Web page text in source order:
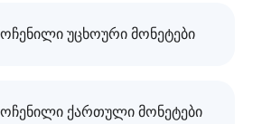
უცხოური მონეტები
ქართული მონეტები